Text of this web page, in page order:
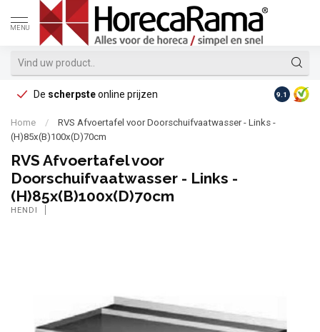
MENU
De scherpsteonline prijzen Op
9.1
Home /
RVS Afvoertafel voor Doorschuifvaatwasser - Links -
(H)85x(B)100x(D)70cm
RVS Afvoertafel voor
Doorschuifvaatwasser - Links -
(H)85x(B)100x(D)70cm
HENDI